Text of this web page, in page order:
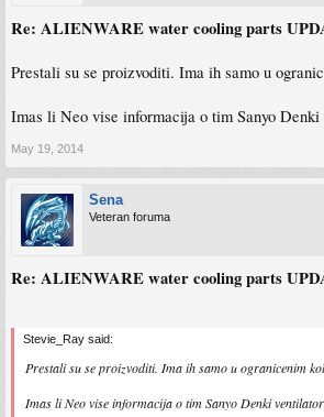
Re: ALIENWARE water cooling parts
Prestali su se proizvoditi. Ima ih samo u
Imas li Neo vise informacija o tim Sanyo Denki
May 19, 2014
Sena
Veteran foruma
Re: ALIENWARE water cooling parts
Stevie_Ray said:
Prestali su se proizvoditi. Ima ih samo u ogranicenim
Imas li Neo vise informacija o tim Sanyo Denki